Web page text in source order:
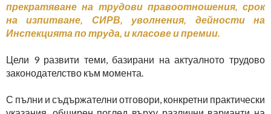
прекратяване на трудови правоотношения, срок
на изпитване, СИРВ, уволнения, дейности на
Инспекцията по труда, и класове и премии.
Цели 9 развити теми, базирани на актуалното трудово
законодателство към момента.
С пълни и съдържателни отговори, конкретни практически